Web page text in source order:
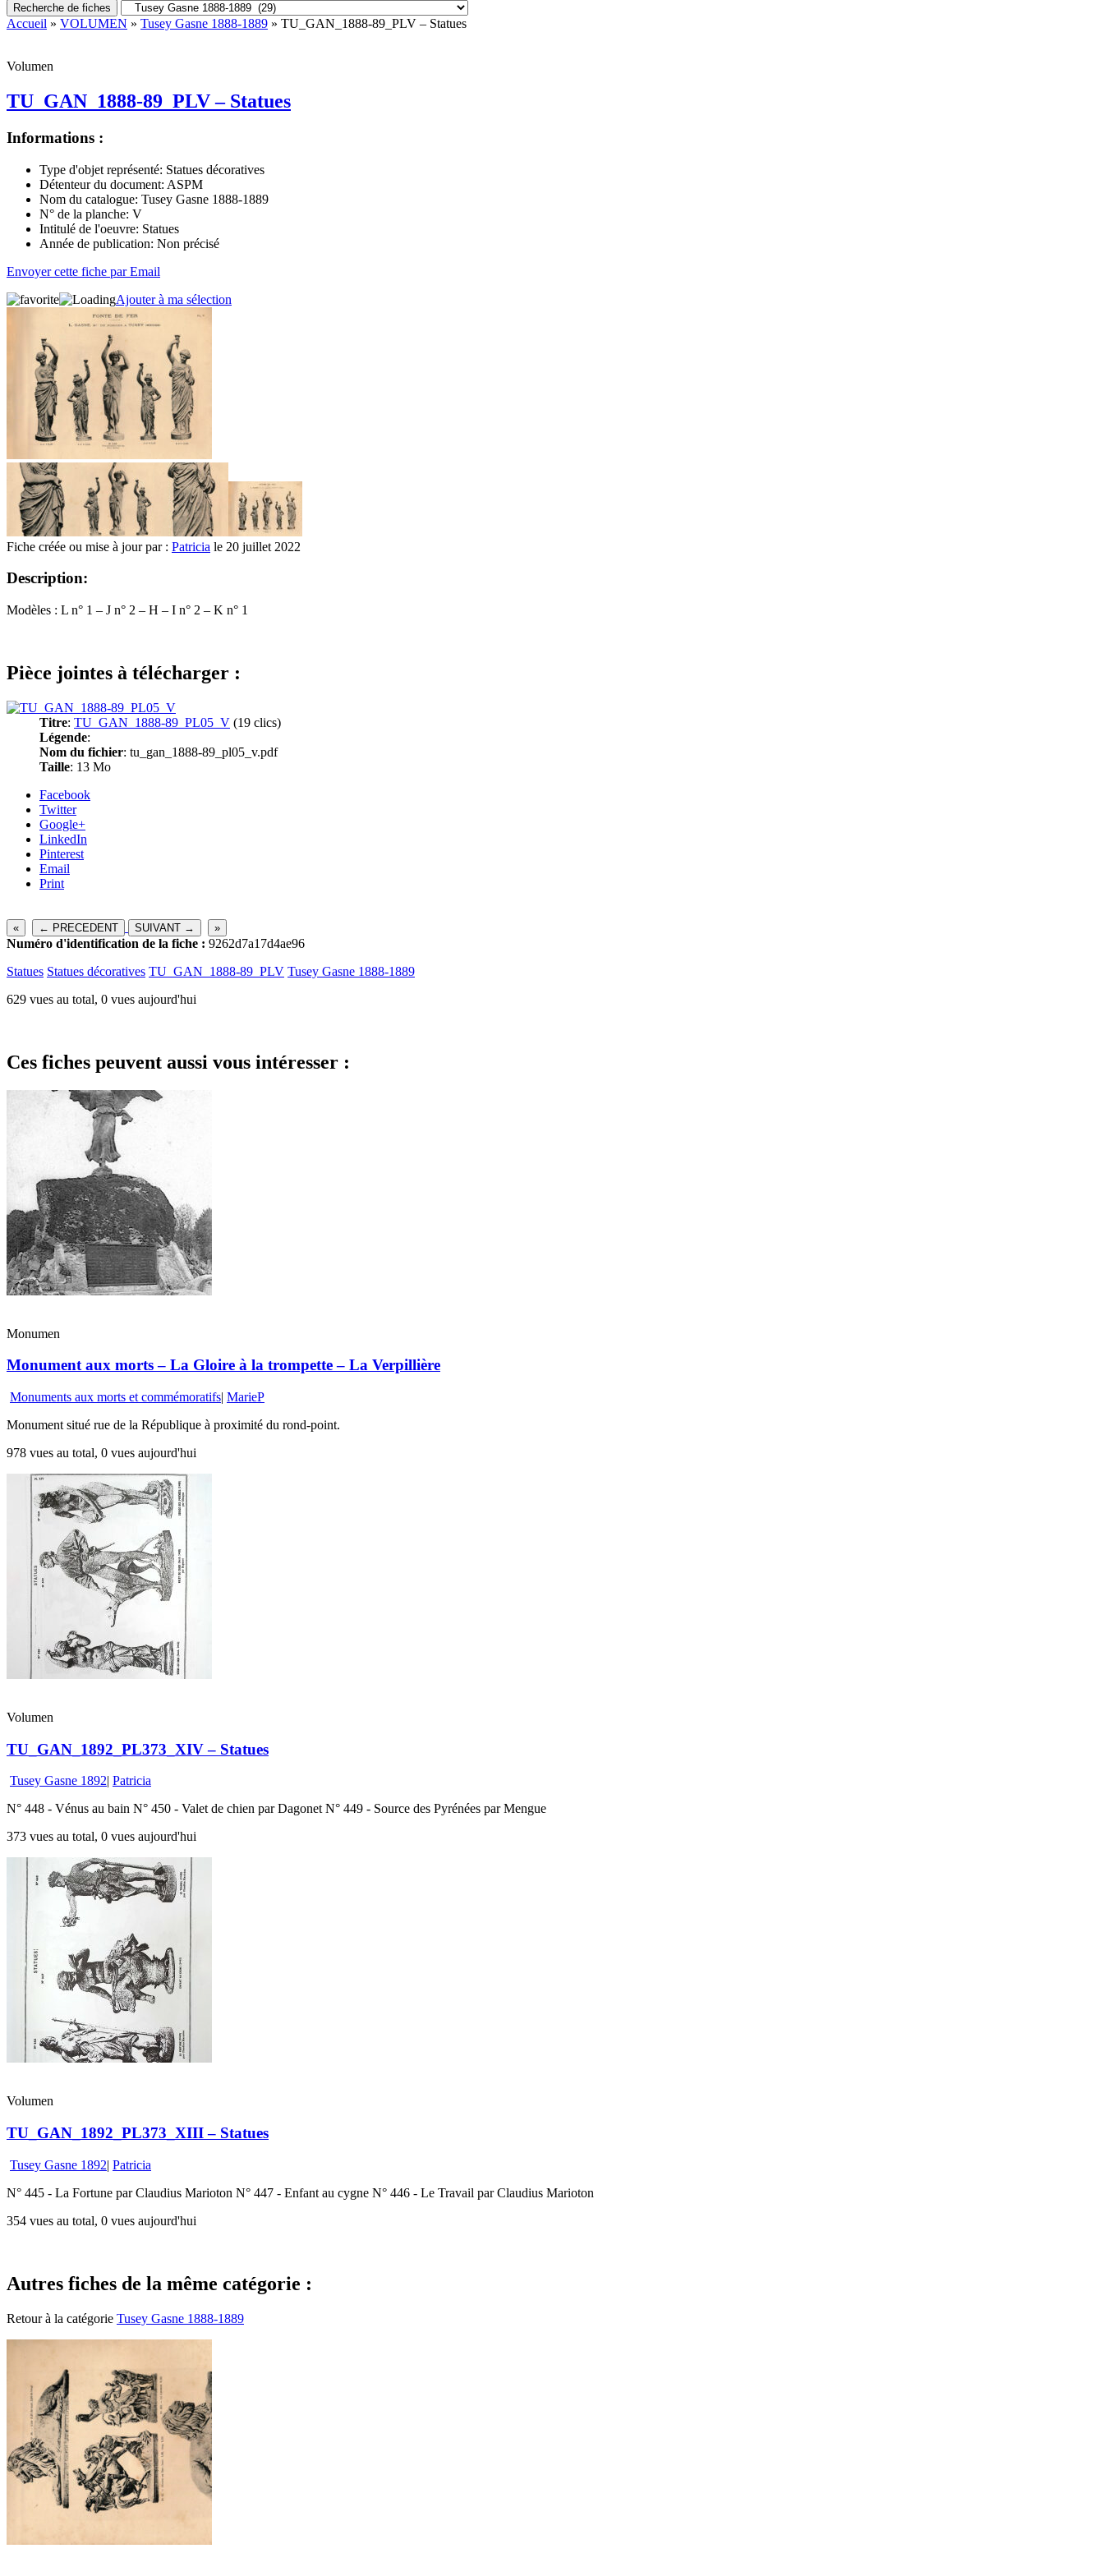
Recherche de fiches
Accueil » VOLUMEN » Tusey Gasne 1888-1889 » TU_GAN_1888-89_PLV – Statues
Volumen
TU_GAN_1888-89_PLV – Statues
Informations :
Type d'objet représenté: Statues décoratives
Détenteur du document: ASPM
Nom du catalogue: Tusey Gasne 1888-1889
N° de la planche: V
Intitulé de l'oeuvre: Statues
Année de publication: Non précisé
Envoyer cette fiche par Email
Ajouter à ma sélection
Fiche créée ou mise à jour par : Patricia le 20 juillet 2022
Description:
Modèles : L n° 1 – J n° 2 – H – I n° 2 – K n° 1
Pièce jointes à télécharger :
Titre: TU_GAN_1888-89_PL05_V (19 clics)
Légende:
Nom du fichier: tu_gan_1888-89_pl05_v.pdf
Taille: 13 Mo
Facebook
Twitter
Google+
LinkedIn
Pinterest
Email
Print
« ← PRECEDENT SUIVANT → »
Numéro d'identification de la fiche : 9262d7a17d4ae96
Statues Statues décoratives TU_GAN_1888-89_PLV Tusey Gasne 1888-1889
629 vues au total, 0 vues aujourd'hui
Ces fiches peuvent aussi vous intéresser :
Monumen
Monument aux morts – La Gloire à la trompette – La Verpillière
Monuments aux morts et commémoratifs| MarieP
Monument situé rue de la République à proximité du rond-point.
978 vues au total, 0 vues aujourd'hui
Volumen
TU_GAN_1892_PL373_XIV – Statues
Tusey Gasne 1892 Patricia
N° 448 - Vénus au bain N° 450 - Valet de chien par Dagonet N° 449 - Source des Pyrénées par Mengue
373 vues au total, 0 vues aujourd'hui
Volumen
TU_GAN_1892_PL373_XIII – Statues
Tusey Gasne 1892| Patricia
N° 445 - La Fortune par Claudius Marioton N° 447 - Enfant au cygne N° 446 - Le Travail par Claudius Marioton
354 vues au total, 0 vues aujourd'hui
Autres fiches de la même catégorie :
Retour à la catégorie Tusey Gasne 1888-1889